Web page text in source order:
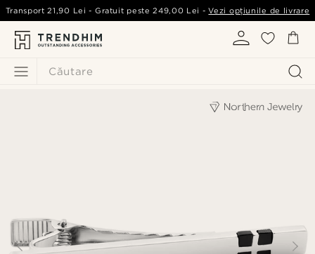
Căutare
Transport 21,90 Lei - Gratuit peste249,00 Lei -Vezi opțiunile de livrare